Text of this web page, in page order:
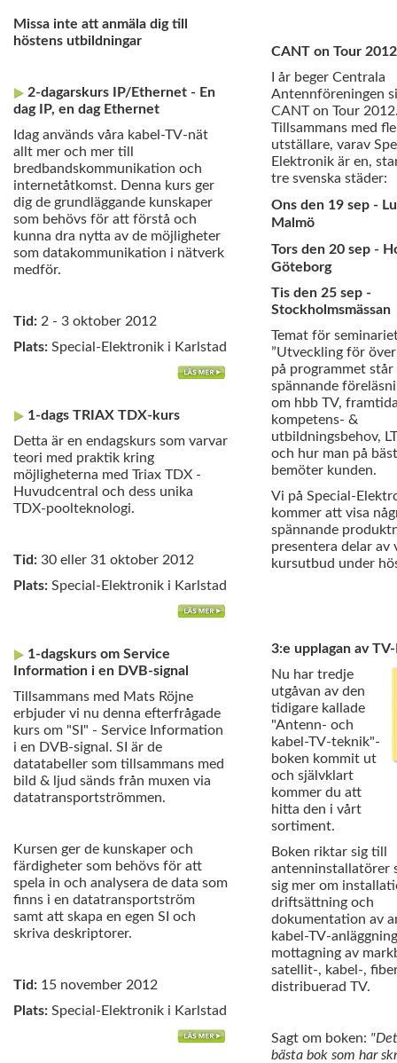
Missa inte att anmäla dig till
höstens utbildningar
2-dagarskurs IP/Ethernet - En
dag IP, en dag Ethernet
Idag används våra kabel-TV-nät
allt mer och mer till
bredbandskommunikation och
internetåtkomst. Denna kurs ger
dig de grundläggande kunskaper
som behövs för att förstå och
kunna dra nytta av de möjligheter
som datakommunikation i nätverk
medför.
Tid: 2 - 3 oktober 2012
Plats: Special-Elektronik i Karlstad
1-dags TRIAX TDX-kurs
Detta är en endagskurs som varvar
teori med praktik kring
möjligheterna med Triax TDX -
Huvudcentral och dess unika
TDX-poolteknologi.
Tid: 30 eller 31 oktober 2012
Plats: Special-Elektronik i Karlstad
1-dagskurs om Service
Information i en DVB-signal
Tillsammans med Mats Röjne
erbjuder vi nu denna efterfrågade
kurs om "SI" - Service Information
i en DVB-signal. SI är de
datatabeller som tillsammans med
bild & ljud sänds från muxen via
datatransportströmmen.
Kursen ger de kunskaper och
färdigheter som behövs för att
spela in och analysera de data som
finns i en datatransportström
samt att skapa en egen SI och
skriva deskriptorer.
Tid: 15 november 2012
Plats: Special-Elektronik i Karlstad
CANT on Tour
I år beger Centrala
Antennföreningen
CANT on Tour
Tillsammans med
utställare, varav
Elektronik är en,
tre svenska städer:
Ons den 19 sep -
Malmö
Tors den 20 sep -
Göteborg
Tis den 25 sep -
Stockholmsmässan
Temat för
”Utveckling för
på programmet står
spännande
om hbb TV,
kompetens- &
utbildningsbehov,
och hur man på
bemöter kunden.
Vi på Special-
kommer att visa
spännande
presentera delar av
kursutbud under
3:e upplagan av
Nu har tredje
utgåvan av den
tidigare kallade
"Antenn- och
kabel-TV-teknik"-
boken kommit ut
och självklart
kommer du att
hitta den i vårt
sortiment.
Boken riktar sig till
antenninstallatörer
sig mer om
driftsättning och
dokumentation av
kabel-TV-
mottagning av
satellit-, kabel-,
distribuerad TV.
Sagt om boken:
bästa bok som har